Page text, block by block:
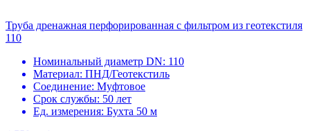
Труба дренажная перфорированная с фильтром из геотекстиля
110
Номинальный диаметр DN: 110
Материал: ПНД/Геотекстиль
Соединение: Муфтовое
Срок службы: 50 лет
Ед. измерения: Бухта 50 м